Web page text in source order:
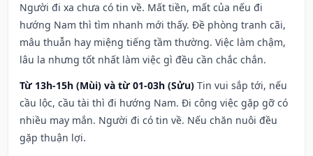
Người đi xa chưa có tin về. Mất tiền, mất của nếu đi
hướng Nam thì tìm nhanh mới thấy. Đề phòng tranh cãi,
mâu thuẫn hay miệng tiếng tầm thường. Việc làm chậm,
lâu la nhưng tốt nhất làm việc gì đều cần chắc chắn.
Từ 13h-15h (Mùi) và từ 01-03h (Sửu) Tin vui sắp tới, nếu
cầu lộc, cầu tài thì đi hướng Nam. Đi công việc gặp gỡ có
nhiều may mắn. Người đi có tin về. Nếu chăn nuôi đều
gặp thuận lợi.